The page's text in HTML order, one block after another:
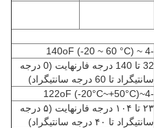
-4 ~ 140oF (-20 ~ 60 °C)
32 تا 140 درجه فارنهایت (0 درجه
سانتیگراد تا 60 درجه سانتیگراد)
-4~122oF (-20°C~+50°C)
۲۳ تا ۱۰۴ درجه فارنهایت (۵ درجه
سانتیگراد تا ۴۰ درجه سانتیگراد)